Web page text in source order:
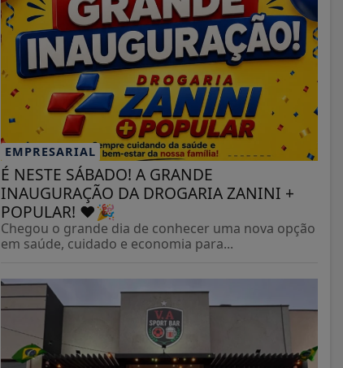
EMPRESARIAL
É NESTE SÁBADO! A GRANDE
INAUGURAÇÃO DA DROGARIA ZANINI +
POPULAR! ❤️🎉
Chegou o grande dia de conhecer uma nova opção
em saúde, cuidado e economia para...